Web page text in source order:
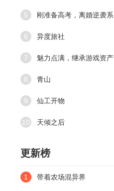
5
6 异度旅社
7 魅力点满，继承游戏资产
8 青山
9 仙工开物
10 天倾之后
更新榜
1 带着农场混异界